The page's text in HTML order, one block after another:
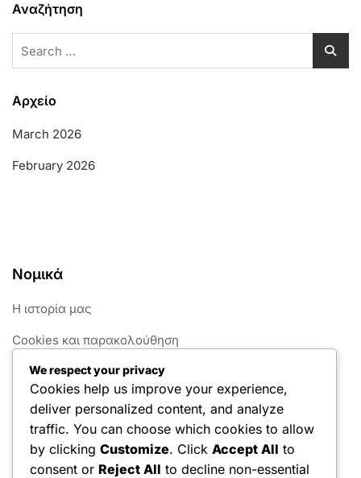
Αναζήτηση
Αρχείο
March 2026
February 2026
Νομικά
Η ιστορία μας
Cookies και παρακολούθηση
Όροι χρήσης
Πολιτική προστασίας δεδομένων
Επικοινωνία
We respect your privacy
Cookies help us improve your experience,
deliver personalized content, and analyze
traffic. You can choose which cookies to allow
by clicking Customize. Click Accept All to
consent or Reject All to decline non-essential